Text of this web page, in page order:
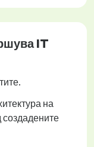
IT
на